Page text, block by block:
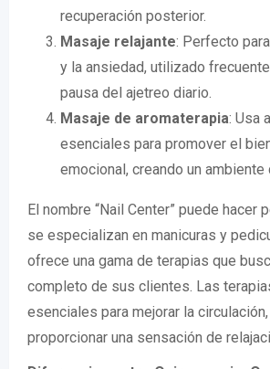
recuperación posterior.
Masaje relajante: Perfecto
y la ansiedad, utilizado
pausa del ajetreo diario.
Masaje de aromaterapia: Usa
esenciales para promover el
emocional, creando un ambiente
El nombre “Nail Center” puede hacer
se especializan en manicuras y
ofrece una gama de terapias que
completo de sus clientes. Las
esenciales para mejorar la
proporcionar una sensación de